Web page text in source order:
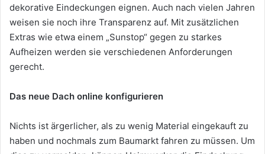
dekorative Eindeckungen eignen. Auch nach vielen Jahren
weisen sie noch ihre Transparenz auf. Mit zusätzlichen
Extras wie etwa einem „Sunstop“ gegen zu starkes
Aufheizen werden sie verschiedenen Anforderungen
gerecht.
Das neue Dach online konfigurieren
Nichts ist ärgerlicher, als zu wenig Material eingekauft zu
haben und nochmals zum Baumarkt fahren zu müssen. Um